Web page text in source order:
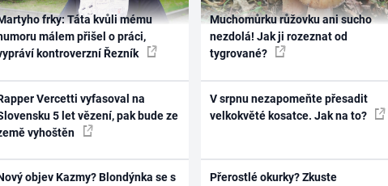
frky: Táta kvůli mému
málem přišel o práci,
kontroverzní Řezník
Vercetti vyfasoval na
5 let vězení, pak bude ze
vyhoštěn
objev Kazmy? Blondýnka se s
Muchomůrku růžovku ani sucho
nezdolá! Jak ji rozeznat od
tygrované?
V srpnu nezapomeňte přesadit
velkokvěté kosatce. Jak na to?
Přerostlé okurky? Zkuste